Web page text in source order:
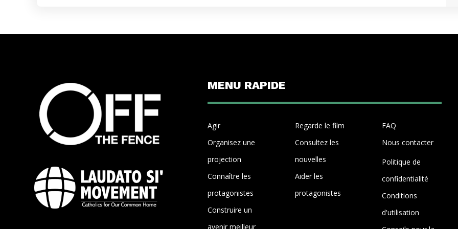
MENU RAPIDE
Agir
Organisez une
projection
Connaître les
protagonistes
Construire un
avenir meilleur
Regarde le film
Consultez les
nouvelles
Aider les
protagonistes
FAQ
Nous contacter
Politique de
confidentialité
Conditions
d'utilisation